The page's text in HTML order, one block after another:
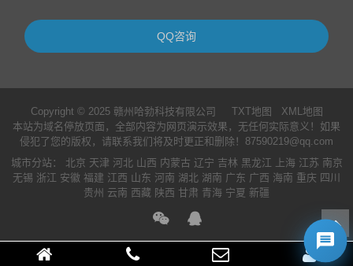
QQ咨询
Copyright © 2025 赣州哈勃科技有限公司 TXT地图
XML地图
本站为域名停放页面，全部内容为网页演示效果，无任何实际意义！如果
侵犯了您的版权，请联系我们将及时更正和删除！87590219@qq.com
城市分站： 北京 天津 河北 山西 内蒙古 辽宁 吉林 黑龙江 上海 江苏 南京
无锡 浙江 安徽 福建 江西 山东 河南 湖北 湖南 广东 广西 海南 重庆 四川
贵州 云南 西藏 陕西 甘肃 青海 宁夏 新疆